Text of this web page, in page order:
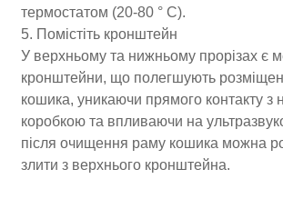
термостатом (20-80 ° C).
5. Помістіть кронштейн
У верхньому та нижньому прорізах є
кронштейни, що полегшують
кошика, уникаючи прямого контакту з
коробкою та впливаючи на
після очищення раму кошика можна
злити з верхнього кронштейна.